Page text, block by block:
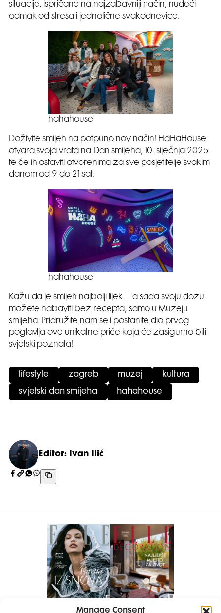
Manage Consent
situacije, ispričane na najzabavniji način, nudeći
odmak od stresa i jednolične svakodnevice.
hahahouse
Doživite smijeh na potpuno nov način! HaHaHouse
otvara svoja vrata na Dan smijeha, 10. siječnja 2025.
te će ih ostaviti otvorenima za sve posjetitelje svakim
danom od 9 do 21 sat.
hahahouse
Kažu da je smijeh najbolji lijek – a sada svoju dozu
možete nabaviti bez recepta, samo u Muzeju
smijeha. Pridružite nam se i postanite dio prvog
poglavlja ove unikatne priče koja će zasigurno biti
svjetski poznata!
lifestyle zagreb muzej kultura
svjetski dan smijeha hahahouse
Editor: Ivan Ilić